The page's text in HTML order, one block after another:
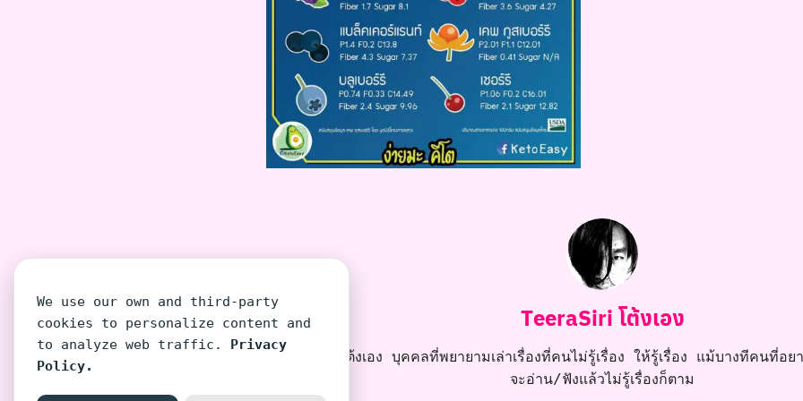
TeeraSiri โต้งเอง
โต้งเอง บุคคลที่พยายามเล่าเรื่องที่คนไม่รู้เรื่อง ให้รู้เรื่อง แม้บางทีคนที่อย
จะอ่าน/ฟังแล้วไม่รู้เรื่องก็ตาม
We use our own and third-party
cookies to personalize content and
to analyze web traffic. Privacy
Policy.